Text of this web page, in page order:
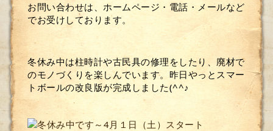
お問い合わせは、ホームページ・電話・メールなど
でお受けしております。
冬休み中は柱時計や古民具の修理をしたり、廃材で
のモノづくりを楽しんでいます。昨日やっとスマー
トボールの改良版が完成しました(^^♪